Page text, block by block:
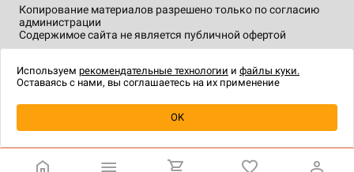
Уведомить о наличии
Копирование материалов разрешено только по согласию
администрации
Содержимое сайта не является публичной офертой
технологии.
Используем рекомендательные технологии и файлы куки.
Оставаясь с нами, вы соглашаетесь на их применение
OK